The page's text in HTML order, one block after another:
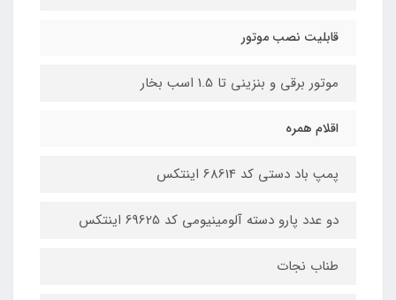
قابلیت نصب موتور
موتور برقی و بنزینی تا 1.5 اسب بخار
اقلام همره
پمپ باد دستی کد 68614 اینتکس
دو عدد پارو دسته آلومینیومی کد 69625 اینتکس
طناب نجات